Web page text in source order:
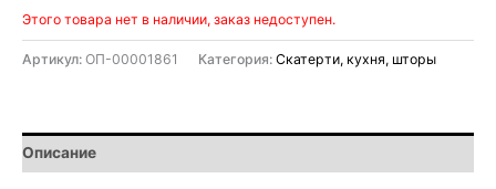
Этого товара нет в наличии, заказ недоступен.
Артикул: ОП-00001861 Категория: Скатерти, кухня, шторы
Описание